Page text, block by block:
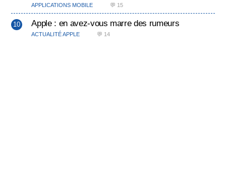
APPLICATIONS MOBILE 💬 15
Apple : en avez-vous marre des rumeurs
ACTUALITÉ APPLE 💬 14